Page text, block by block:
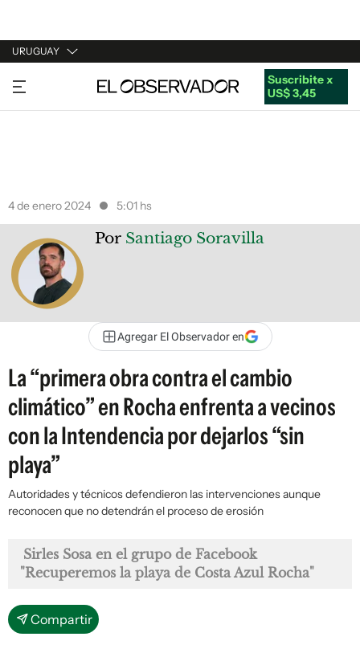
URUGUAY
URUGUAY
ARGENTINA
Suscribite x
US$ 3,45
4 de enero 2024 5:01 hs
Por Santiago Soravilla
Agregar El Observador en
La “primera obra contra el cambio
climático” en Rocha enfrenta a vecinos
con la Intendencia por dejarlos “sin
playa”
Autoridades y técnicos defendieron las intervenciones aunque
reconocen que no detendrán el proceso de erosión
Sirles Sosa en el grupo de Facebook
"Recuperemos la playa de Costa Azul Rocha"
Compartir